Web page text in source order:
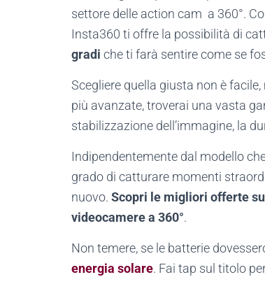
settore delle action cam a 360°.
Insta360 ti offre la possibilità di
gradi che ti farà sentire come se
Scegliere quella giusta non è
più avanzate, troverai una vasta
stabilizzazione dell’immagine, la
Indipendentemente dal modello
grado di catturare momenti
nuovo. Scopri le migliori offerte
videocamere a 360°.
Non temere, se le batterie
energia solare. Fai tap sul titolo